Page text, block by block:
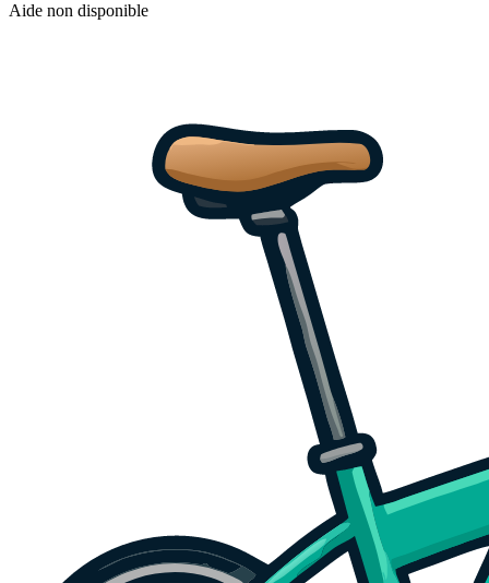
Aide non disponible